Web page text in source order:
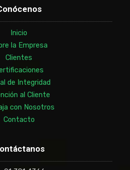
Inicio
la Empresa
Clientes
de Integridad
al Cliente
con Nosotros
Contacto